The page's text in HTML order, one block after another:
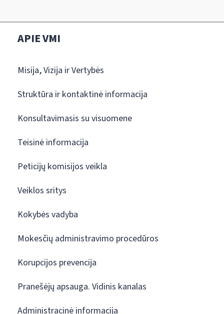
APIE VMI
Misija, Vizija ir Vertybės
Struktūra ir kontaktinė informacija
Konsultavimasis su visuomene
Teisinė informacija
Peticijų komisijos veikla
Veiklos sritys
Kokybės vadyba
Mokesčių administravimo procedūros
Korupcijos prevencija
Pranešėjų apsauga. Vidinis kanalas
Administracinė informacija